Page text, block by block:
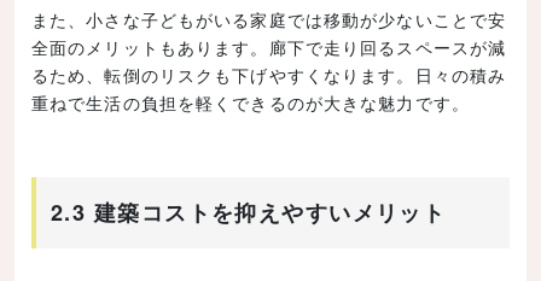
また、小さな子どもがいる家庭では移動が少ないことで安
全面のメリットもあります。廊下で走り回るスペースが減
るため、転倒のリスクも下げやすくなります。日々の積み
重ねで生活の負担を軽くできるのが大きな魅力です。
2.3 建築コストを抑えやすいメリット